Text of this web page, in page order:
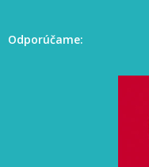
Odporúčame: